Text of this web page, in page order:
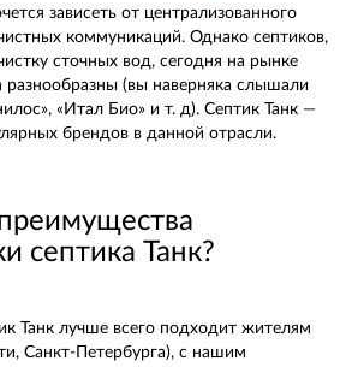
зависеть от централизованного
коммуникаций. Однако септиков,
сточных вод, сегодня на рынке
разнообразны (вы наверняка слышали
«Итал Био» и т. д). Септик Танк —
брендов в данной отрасли.
септика Танк?
Танк лучше всего подходит жителям
Санкт-Петербурга), с нашим